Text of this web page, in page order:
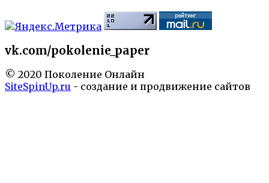
vk.com/pokolenie_paper
© 2020 Поколение Онлайн
SiteSpinUp.ru - создание и продвижение сайтов